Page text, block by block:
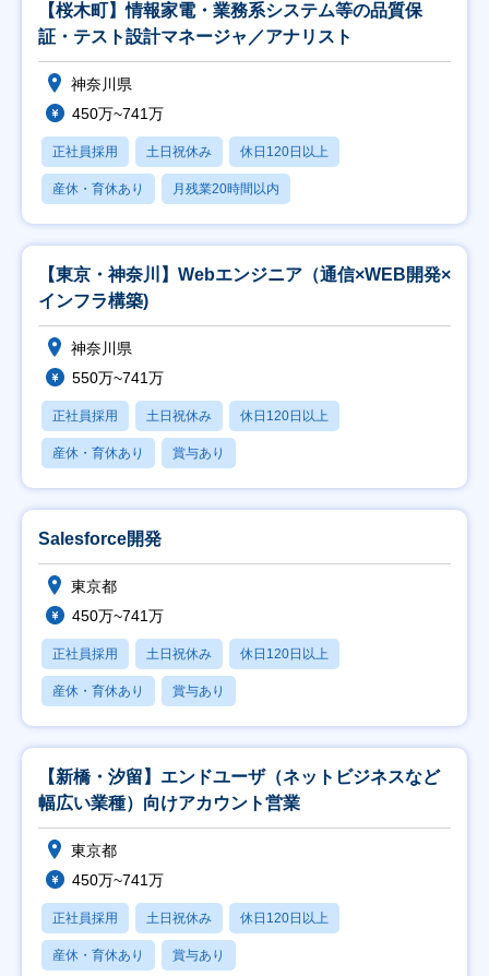
【桜木町】情報家電・業務系システム等の品質保
証・テスト設計マネージャ／アナリスト
神奈川県
450万~741万
正社員採用 土日祝休み 休日120日以上
産休・育休あり 月残業20時間以内
【東京・神奈川】Webエンジニア（通信×WEB開発×
インフラ構築)
神奈川県
550万~741万
正社員採用 土日祝休み 休日120日以上
産休・育休あり 賞与あり
Salesforce開発
東京都
450万~741万
正社員採用 土日祝休み 休日120日以上
産休・育休あり 賞与あり
【新橋・汐留】エンドユーザ（ネットビジネスなど
幅広い業種）向けアカウント営業
東京都
450万~741万
正社員採用 土日祝休み 休日120日以上
産休・育休あり 賞与あり